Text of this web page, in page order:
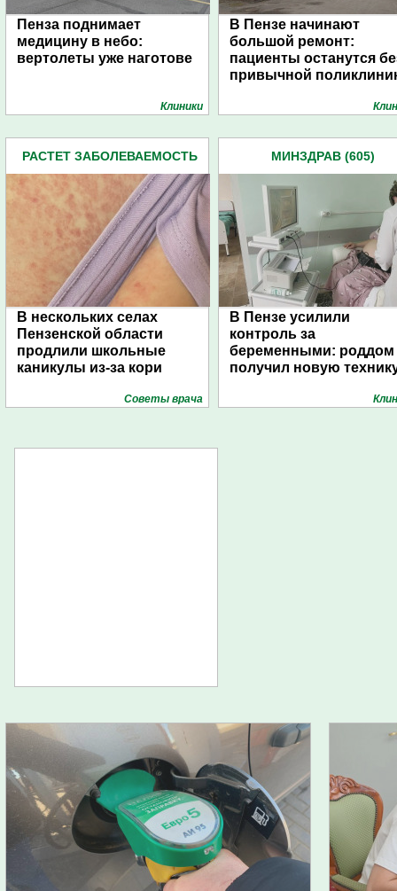
Пенза поднимает
медицину в небо:
вертолеты уже наготове
Клиники
В Пензе начинают
большой ремонт:
пациенты останутся
привычной
РАСТЕТ ЗАБОЛЕВАЕМОСТЬ
В нескольких селах
Пензенской области
продлили школьные
каникулы из-за кори
Советы врача
МИНЗДРАВ (605)
В Пензе усилили
контроль за
беременными: роддом
получил новую